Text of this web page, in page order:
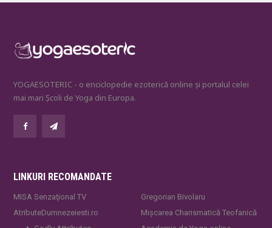
YOGAESOTERIC - o enciclopedie ezoterică online și portalul celei
mai mari Școli de Yoga din Europa.
LINKURI RECOMANDATE
MISA Senzaţional TV
AtributeDumnezeiesti.ro
Gregorian Bivolaru
Mișcarea Charismatică Teofanică